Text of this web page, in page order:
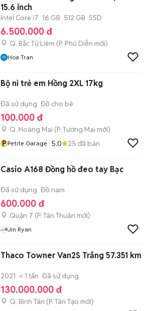
15.6 inch
Intel Core i7 16 GB 512 GB SSD
6.500.000 đ
Q. Bắc Từ Liêm (P. Phú Diễn mới)
Hoa Tran
Bộ nỉ trẻ em Hồng 2XL 17kg
Đã sử dụng Đồ cho bé
100.000 đ
Q. Hoàng Mai (P. Tương Mai mới)
P Petite Garage 5.0 25 đã bán
Casio A168 Đồng hồ đeo tay Bạc
Đã sử dụng Đồ nam
600.000 đ
Quận 7 (P. Tân Thuận mới)
Jin Ryan
Thaco Towner Van2S Trắng 57.351 km
2021 < 1 tấn Đã sử dụng
130.000.000 đ
Q. Bình Tân (P. Tân Tạo mới)